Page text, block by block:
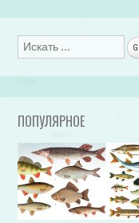
Поиск
ПОПУЛЯРНОЕ